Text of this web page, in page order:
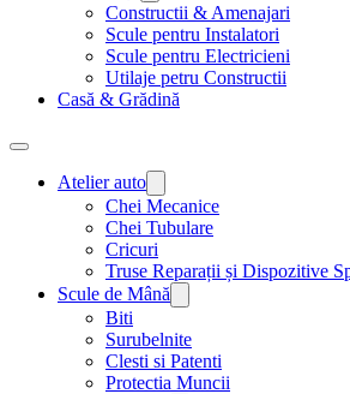
Constructii & Amenajari
Scule pentru Instalatori
Scule pentru Electricieni
Utilaje petru Constructii
Casă & Grădină
Atelier auto
Chei Mecanice
Chei Tubulare
Cricuri
Truse Reparații și Dispozitive
Scule de Mână
Biti
Surubelnite
Clesti si Patenti
Protectia Muncii